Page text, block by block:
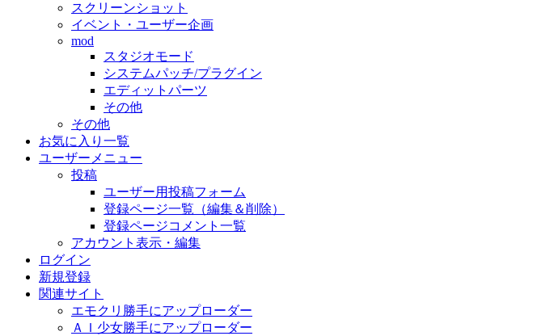
スクリーンショット
イベント・ユーザー企画
mod
スタジオモード
システムパッチ/プラグイン
エディットパーツ
その他
その他
お気に入り一覧
ユーザーメニュー
投稿
ユーザー用投稿フォーム
登録ページ一覧（編集＆削除）
登録ページコメント一覧
アカウント表示・編集
ログイン
新規登録
関連サイト
エモクリ勝手にアップローダー
ＡＩ少女勝手にアップローダー